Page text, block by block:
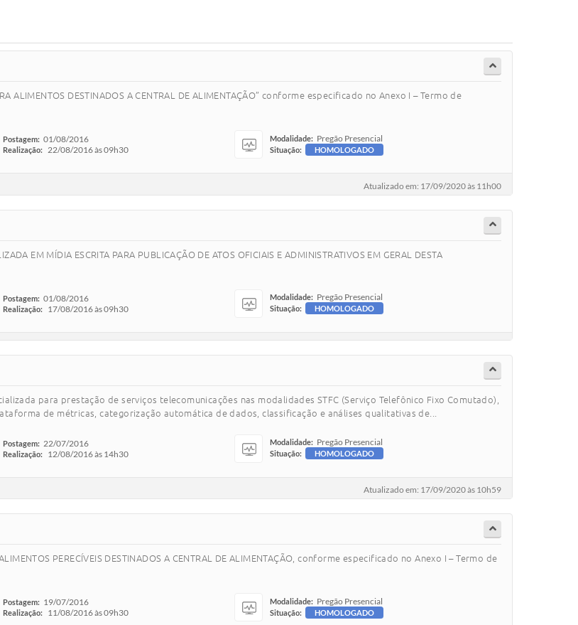
ALIMENTOS DESTINADOS A CENTRAL DE ALIMENTAÇÃO” conforme especificado no Anexo I – Termo de
Postagem: 01/08/2016
Realização: 22/08/2016 às 09h30
Modalidade: Pregão Presencial
Situação: HOMOLOGADO
Atualizado em: 17/09/2020 às 11h00
EM MÍDIA ESCRITA PARA PUBLICAÇÃO DE ATOS OFICIAIS E ADMINISTRATIVOS EM GERAL DESTA
Postagem: 01/08/2016
Realização: 17/08/2016 às 09h30
Modalidade: Pregão Presencial
Situação: HOMOLOGADO
para prestação de serviços telecomunicações nas modalidades STFC (Serviço Telefônico Fixo Comutado),
de métricas, categorização automática de dados, classificação e análises qualitativas de...
Postagem: 22/07/2016
Realização: 12/08/2016 às 14h30
Modalidade: Pregão Presencial
Situação: HOMOLOGADO
Atualizado em: 17/09/2020 às 10h59
PERECÍVEIS DESTINADOS A CENTRAL DE ALIMENTAÇÃO, conforme especificado no Anexo I – Termo de
Postagem: 19/07/2016
Realização: 11/08/2016 às 09h30
Modalidade: Pregão Presencial
Situação: HOMOLOGADO